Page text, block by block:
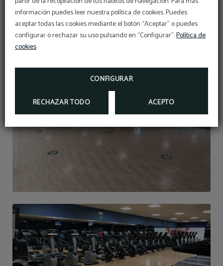
información puedes leer nuestra política de cookies. Puedes
aceptar todas las cookies mediante el botón “Aceptar” o puedes
configurar o rechazar su uso pulsando en “Configurar”.Política de
cookies
CONFIGURAR
RECHAZAR TODO ACEPTO
Descuento adicional con el código PROMOWEB